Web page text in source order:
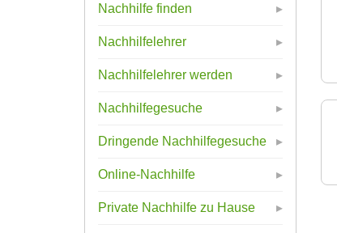
Nachhilfe finden
Nachhilfelehrer
Nachhilfelehrer werden
Nachhilfegesuche
Dringende Nachhilfegesuche
Online-Nachhilfe
Private Nachhilfe zu Hause